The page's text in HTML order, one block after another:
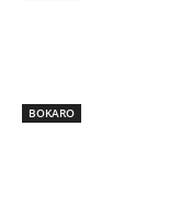
BOKARO